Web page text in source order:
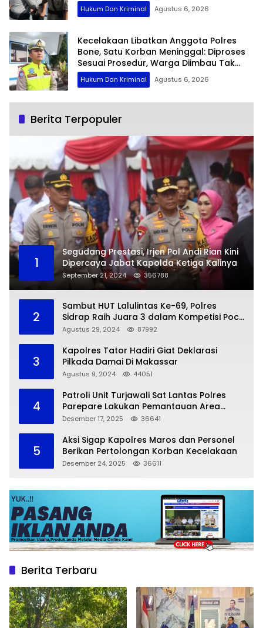
Hukum Dan Kriminal Agustus 6, 2026
Kecelakaan Libatkan Anggota Polres
Bone, Satu Korban Meninggal: Diproses
Sesuai Prosedur, Warga Diimbau Tak
Berspekulasi
Hukum Dan Kriminal Agustus 6, 2026
Berita Terpopuler
1
Segudang Prestasi, Irjen Pol Andi Rian Kini
Dipercaya Jabat Kapolda Ketiga Kalinya
September 21, 2024 356788
2
Sambut HUT Lalulintas Ke-69, Polres
Sidrap Raih Juara 3 dalam Kompetisi Pocil
Zona 5
Agustus 29, 2024 87992
3
Kapolres Tator Hadiri Giat Deklarasi
Pilkada Damai Di Makassar
Agustus 9, 2024 44051
4
Patroli Unit Turjawali Sat Lantas Polres
Parepare Lakukan Pemantauan Area
Larangan Parkir
Desember 17, 2025 36641
5
Aksi Sigap Kapolres Maros dan Personel
Berikan Pertolongan Korban Kecelakaan
Desember 24, 2025 36611
Berita Terbaru